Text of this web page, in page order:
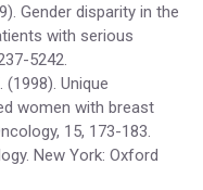
Gender disparity in the
with serious
5242.
(1998). Unique
women with breast
15, 173-183.
New York: Oxford